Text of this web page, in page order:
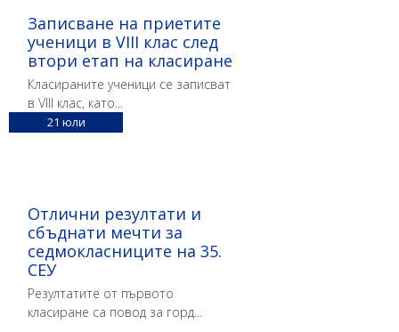
Записване на приетите
ученици в VIII клас след
втори етап на класиране
Класираните ученици се записват
в VIII клас, като...
21 юли
Отлични резултати и
сбъднати мечти за
седмокласниците на 35.
СЕУ
Резултатите от първото
класиране са повод за горд...